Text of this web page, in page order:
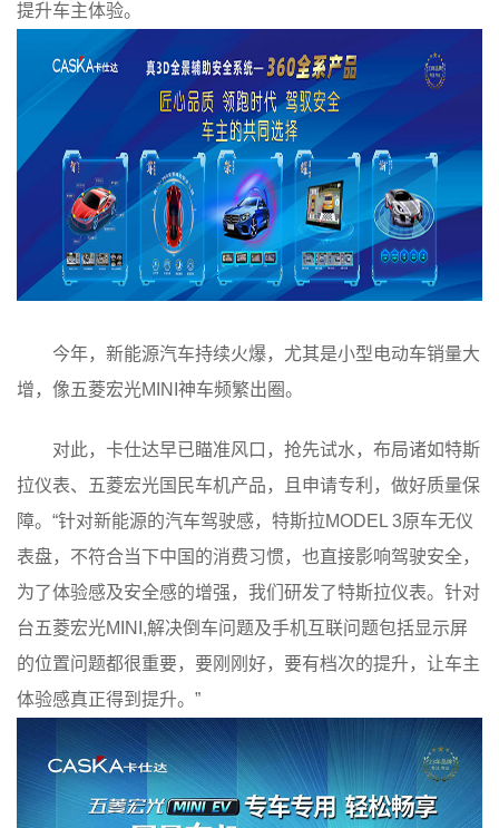
提升车主体验。
今年，新能源汽车持续火爆，尤其是小型电动车销量大
增，像五菱宏光MINI神车频繁出圈。
对此，卡仕达早已瞄准风口，抢先试水，布局诸如特斯
拉仪表、五菱宏光国民车机产品，且申请专利，做好质量保
障。“针对新能源的汽车驾驶感，特斯拉MODEL 3原车无仪
表盘，不符合当下中国的消费习惯，也直接影响驾驶安全，
为了体验感及安全感的增强，我们研发了特斯拉仪表。针对
台五菱宏光MINI,解决倒车问题及手机互联问题包括显示屏
的位置问题都很重要，要刚刚好，要有档次的提升，让车主
体验感真正得到提升。”